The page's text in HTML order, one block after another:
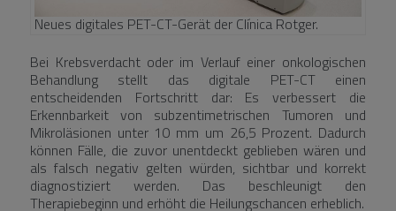
Neues digitales PET-CT-Gerät der Clínica Rotger.
Bei Krebsverdacht oder im Verlauf einer onkologischen
Behandlung stellt das digitale PET-CT einen
entscheidenden Fortschritt dar: Es verbessert die
Erkennbarkeit von subzentimetrischen Tumoren und
Mikroläsionen unter 10 mm um 26,5 Prozent. Dadurch
können Fälle, die zuvor unentdeckt geblieben wären und
als falsch negativ gelten würden, sichtbar und korrekt
diagnostiziert werden. Das beschleunigt den
Therapiebeginn und erhöht die Heilungschancen erheblich.